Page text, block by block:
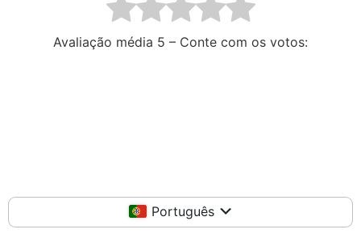
Avaliação média 5 – Conte com os votos:
Português